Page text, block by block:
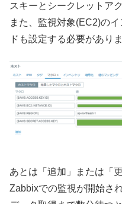
スキーとシークレットア
また、監視対象(EC2)の
ドも設定する必要がありま
あとは「追加」または「
Zabbixでの監視が開始され